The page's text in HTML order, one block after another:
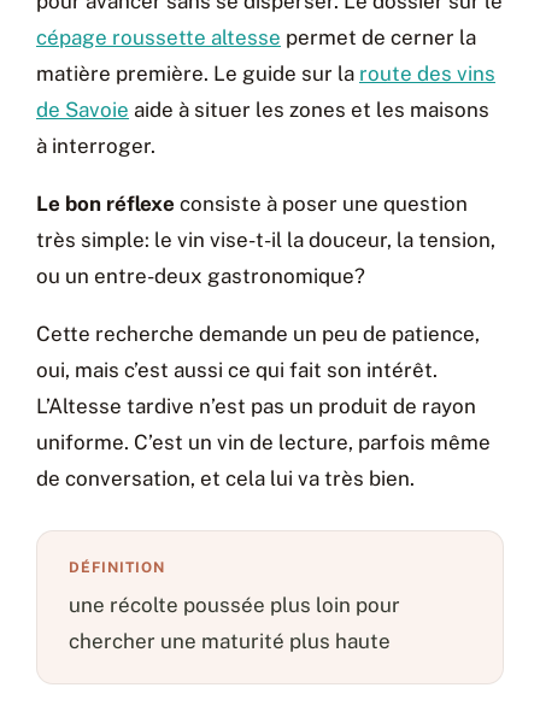
cépage roussette altesse permet de cerner la
matière première. Le guide sur la route des vins
de Savoie aide à situer les zones et les maisons
à interroger.
Le bon réflexe consiste à poser une question
très simple: le vin vise-t-il la douceur, la tension,
ou un entre-deux gastronomique?
Cette recherche demande un peu de patience,
oui, mais c’est aussi ce qui fait son intérêt.
L’Altesse tardive n’est pas un produit de rayon
uniforme. C’est un vin de lecture, parfois même
de conversation, et cela lui va très bien.
DÉFINITION
une récolte poussée plus loin pour
chercher une maturité plus haute